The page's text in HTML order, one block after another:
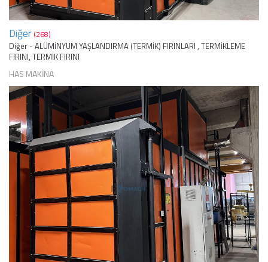
Diğer (268)
Diğer - ALÜMİNYUM YAŞLANDIRMA (TERMİK) FIRINLARI , TERMİKLEME
FIRINI, TERMİK FIRINI
HAS MAKİNA